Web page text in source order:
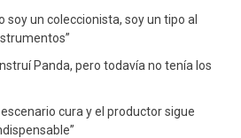
soy un coleccionista, soy un tipo al
Panda, pero todavía no tenía los
escenario cura y el productor sigue